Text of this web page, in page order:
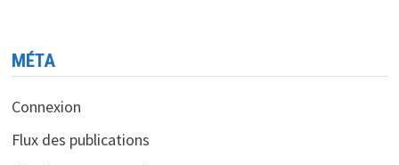
MÉTA
Connexion
Flux des publications